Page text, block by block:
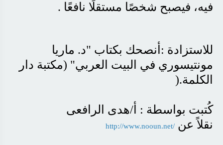
فيه، فيصبح شخصًا مستقلًا نافعًا .
للاستزادة : أنصحك بكتاب "د. ماريا
مونتيسوري في البيت العربي" (مكتبة دار
الكلمة).
كُتبت بواسطة : أ/هدى الرافعى
نقلاً عن http://www.nooun.net/